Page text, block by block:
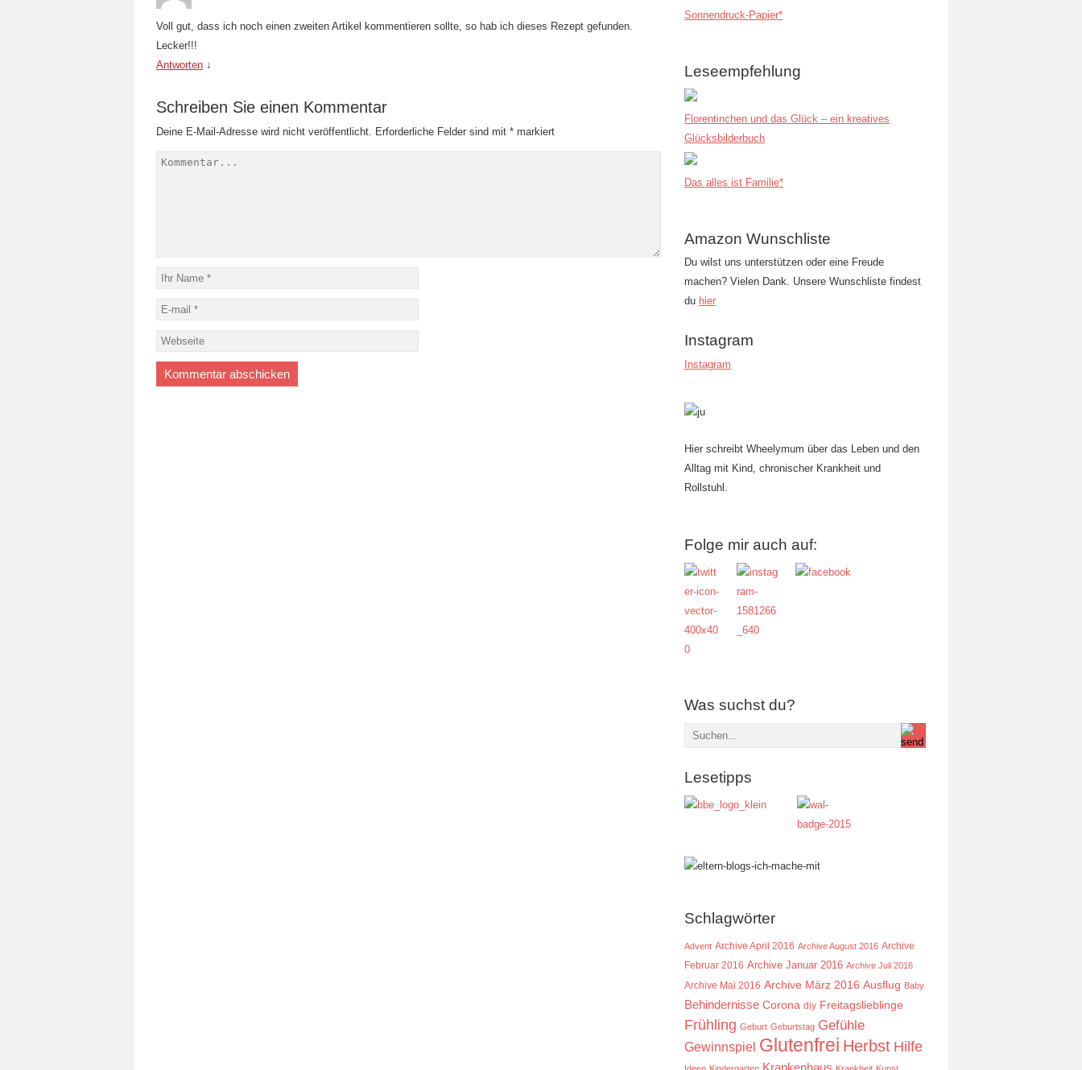
Voll gut, dass ich noch einen zweiten Artikel kommentieren sollte, so hab ich dieses Rezept gefunden.
Lecker!!!
Antworten ↓
Schreiben Sie einen Kommentar
Deine E-Mail-Adresse wird nicht veröffentlicht. Erforderliche Felder sind mit * markiert
Sonnendruck-Papier*
Leseempfehlung
Florentinchen und das Glück – ein kreatives
Glücksbilderbuch
Das alles ist Familie*
Amazon Wunschliste
Du wilst uns unterstützen oder eine Freude
machen? Vielen Dank. Unsere Wunschliste findest
du hier
Instagram
Instagram
Hier schreibt Wheelymum über das Leben und den
Alltag mit Kind, chronischer Krankheit und
Rollstuhl.
Folge mir auch auf:
Was suchst du?
Lesetipps
Schlagwörter
Advent Archive April 2016 Archive August 2016 Archive
Februar 2016 Archive Januar 2016 Archive Juli 2016
Archive Mai 2016 Archive März 2016 Ausflug Baby
Behindernisse Corona diy Freitagslieblinge
Frühling Geburt Geburtstag Gefühle
Gewinnspiel Glutenfrei Herbst Hilfe
Krankenhaus